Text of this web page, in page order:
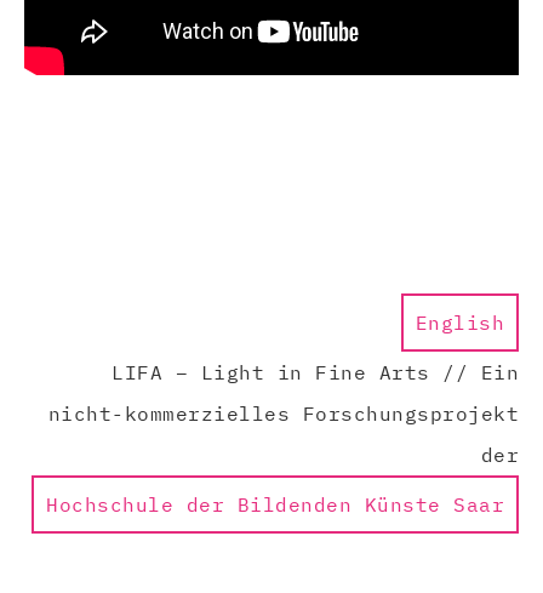
English
LIFA – Light in Fine Arts // Ein
nicht-kommerzielles Forschungsprojekt
der
Hochschule der Bildenden Künste Saar